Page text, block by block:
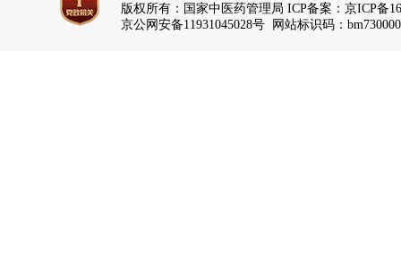
版权所有：国家中医药管理局 ICP备案： 京ICP备
京公网安备11931045028号 网站标识码：